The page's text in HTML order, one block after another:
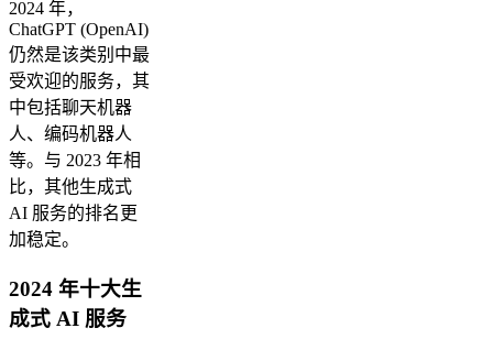
2024 年，
ChatGPT (OpenAI)
仍然是该类别中最
受欢迎的服务，其
中包括聊天机器
人、编码机器人
等。与 2023 年相
比，其他生成式
AI 服务的排名更
加稳定。
2024 年十大生
成式 AI 服务